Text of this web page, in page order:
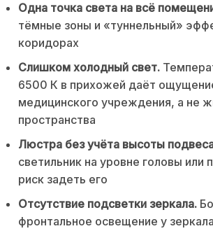
Одна точка света на всё
тёмные зоны и «туннельный»
коридорах
Слишком холодный свет.
6500 К в прихожей даёт
медицинского учреждения, а не
пространства
Люстра без учёта высоты
светильник на уровне головы или
риск задеть его
Отсутствие подсветки зеркала.
фронтальное освещение у